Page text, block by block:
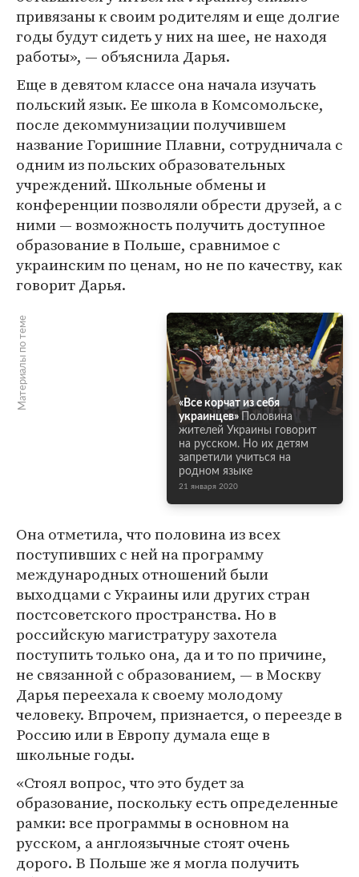
привязаны к своим родителям и еще долгие
годы будут сидеть у них на шее, не находя
работы», — объяснила Дарья.
Еще в девятом классе она начала изучать
польский язык. Ее школа в Комсомольске,
после декоммунизации получившем
название Горишние Плавни, сотрудничала с
одним из польских образовательных
учреждений. Школьные обмены и
конференции позволяли обрести друзей, а с
ними — возможность получить доступное
образование в Польше, сравнимое с
украинским по ценам, но не по качеству, как
говорит Дарья.
Материалы по теме
«Все корчат из себя
украинцев»
Половина
жителей Украины говорит
на русском. Но их детям
запретили учиться на
родном языке
21 января 2020
Она отметила, что половина из всех
поступивших с ней на программу
международных отношений были
выходцами с Украины или других стран
постсоветского пространства. Но в
российскую магистратуру захотела
поступить только она, да и то по причине,
не связанной с образованием, — в Москву
Дарья переехала к своему молодому
человеку. Впрочем, признается, о переезде в
Россию или в Европу думала еще в
школьные годы.
«Стоял вопрос, что это будет за
образование, поскольку есть определенные
рамки: все программы в основном на
русском, а англоязычные стоят очень
дорого. В Польше же я могла получить